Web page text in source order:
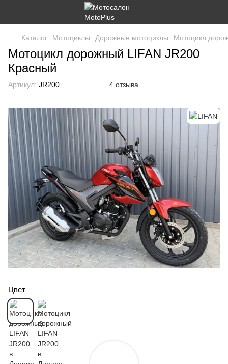
Каталог Мотоциклы Дорожные мотоциклы Мотоцикл
Мотоцикл дорожный LIFAN JR200
Красный
Артикул: JR200 4 отзыва
Цвет